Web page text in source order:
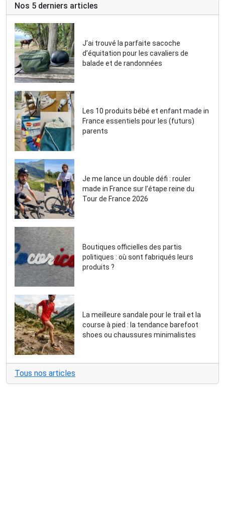
Nos 5 derniers articles
J’ai trouvé la parfaite sacoche
d’équitation pour les cavaliers de
balade et de randonnées
Les 10 produits bébé et enfant made in
France essentiels pour les (futurs)
parents
Je me lance un double défi : rouler
made in France sur l’étape reine du
Tour de France 2026
Boutiques officielles des partis
politiques : où sont fabriqués leurs
produits ?
La meilleure sandale pour le trail et la
course à pied : la tendance barefoot
shoes ou chaussures minimalistes
Tous nos articles